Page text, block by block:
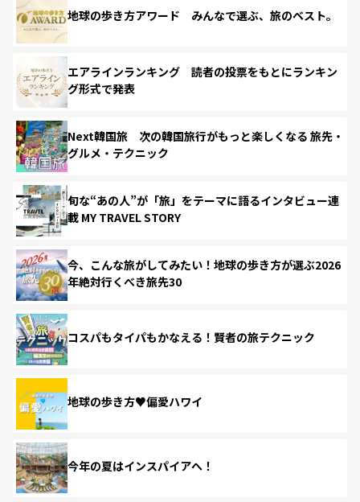
地球の歩き方アワード みんなで選ぶ、旅のベスト。
エアラインランキング 読者の投票をもとにランキン
グ形式で発表
Next韓国旅 次の韓国旅行がもっと楽しくなる 旅先・
グルメ・テクニック
旬な“あの人”が「旅」をテーマに語るインタビュー連
載 MY TRAVEL STORY
今、こんな旅がしてみたい！地球の歩き方が選ぶ2026
年絶対行くべき旅先30
コスパもタイパもかなえる！賢者の旅テクニック
地球の歩き方♥偏愛ハワイ
今年の夏はインスパイアへ！